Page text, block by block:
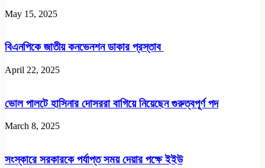
May 15, 2025
বিএনপিকে জাতীয় কনভেনশন ডাকার প্রস্তাব
April 22, 2025
ভোল পালটে হাসিনার দোসররা বাগিয়ে নিয়েছেন গুরুত্বপূর্ণ পদ
March 8, 2025
সংস্কারে সরকারকে পর্যাপ্ত সময় দেয়ার পক্ষে ইইউ